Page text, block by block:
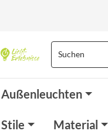
Außenleuchten
Stile Material